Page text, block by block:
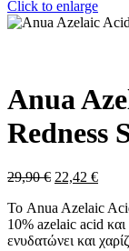
Click to enlarge
Anua
Redness
29,90€ Original
was:
29,90 €.
22,42 €Η
τιμή
είναι:
Το Anua Azelaic
10% azelaic acid
ενυδατώνει και